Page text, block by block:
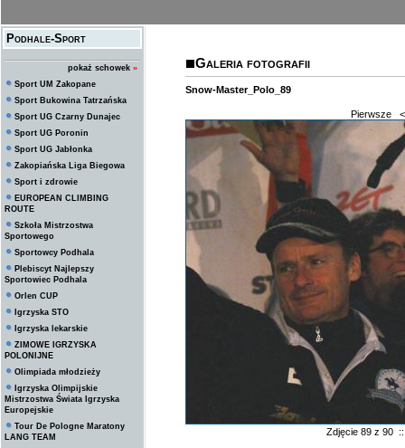
Podhale-Sport
pokaż schowek »
Sport UM Zakopane
Sport Bukowina Tatrzańska
Sport UG Czarny Dunajec
Sport UG Poronin
Sport UG Jabłonka
Zakopiańska Liga Biegowa
Sport i zdrowie
EUROPEAN CLIMBING
ROUTE
Szkoła Mistrzostwa
Sportowego
Sportowcy Podhala
Plebiscyt Najlepszy
Sportowiec Podhala
Orlen CUP
Igrzyska STO
Igrzyska lekarskie
ZIMOWE IGRZYSKA
POLONIJNE
Olimpiada młodzieży
Igrzyska Olimpijskie
Mistrzostwa Świata Igrzyska
Europejskie
Tour De Pologne Maratony
LANG TEAM
Galeria fotografii
Snow-Master_Polo_89
Pierwsze
Zdjęcie 89 z 90